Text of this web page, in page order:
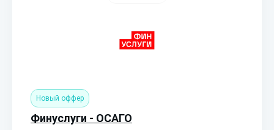
Новый оффер
Финуслуги - ОСАГО